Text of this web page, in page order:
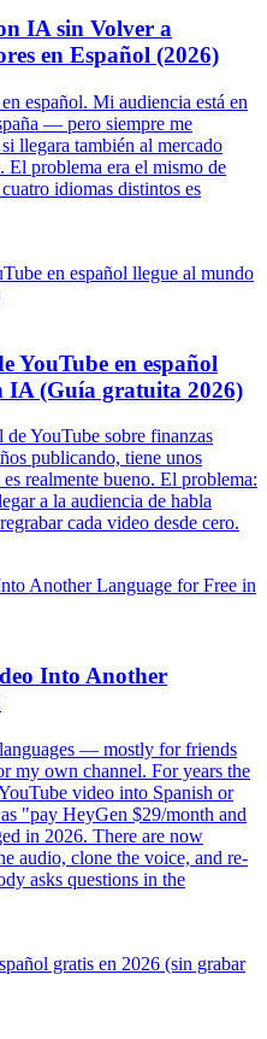
IA sin Volver a
en Español (2026)
español. Mi audiencia está en
— pero siempre me
llegara también al mercado
El problema era el mismo de
idiomas distintos es
YouTube en español
IA (Guía gratuita 2026)
YouTube sobre finanzas
publicando, tiene unos
realmente bueno. El problema:
a la audiencia de habla
cada video desde cero.
Into Another
— mostly for friends
my own channel. For years the
video into Spanish or
"pay HeyGen $29/month and
in 2026. There are now
audio, clone the voice, and re-
asks questions in the